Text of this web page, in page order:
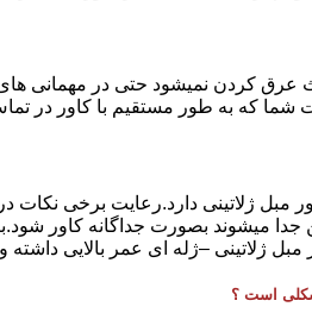
عرق کردن نمیشود حتی در
شما که به طور مستقیم با کاور در
ژلاتینی دارد.رعایت برخی نکات
جدا میشوند بصورت جداگانه کاور
ژلاتینی –ژله ای عمر بالایی داشته
شکلی است ؟